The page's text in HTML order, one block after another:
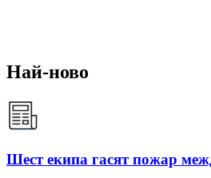
Най-ново
Шест екипа гасят пожар